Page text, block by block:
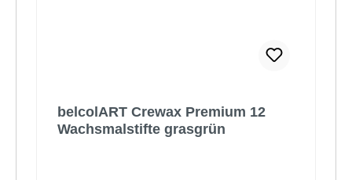
belcolART Crewax Premium 12
Wachsmalstifte grasgrün